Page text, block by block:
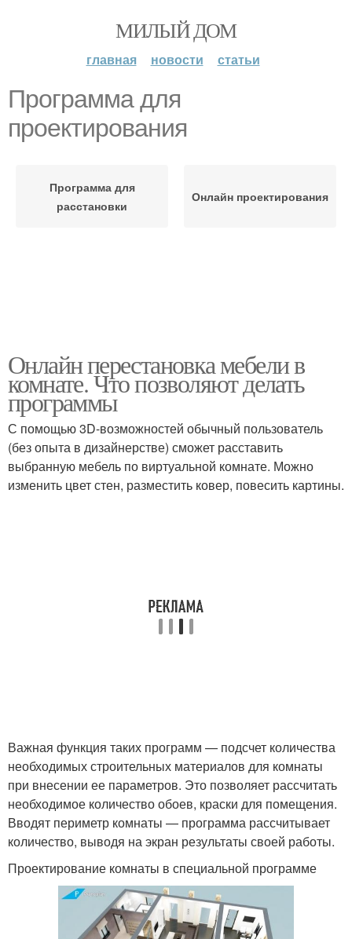
МИЛЫЙ ДОМ
главная новости статьи
Программа для
проектирования
Программа для
расстановки
Онлайн проектирования
Онлайн перестановка мебели в
комнате. Что позволяют делать
программы
С помощью 3D-возможностей обычный пользователь
(без опыта в дизайнерстве) сможет расставить
выбранную мебель по виртуальной комнате. Можно
изменить цвет стен, разместить ковер, повесить картины.
Важная функция таких программ — подсчет количества
необходимых строительных материалов для комнаты
при внесении ее параметров. Это позволяет рассчитать
необходимое количество обоев, краски для помещения.
Вводят периметр комнаты — программа рассчитывает
количество, выводя на экран результаты своей работы.
Проектирование комнаты в специальной программе